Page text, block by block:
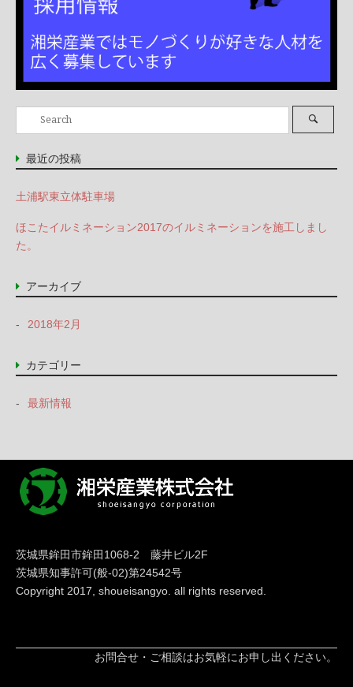
Search
for:
最近の投稿
土浦駅東立体駐車場
ほこたイルミネーション2017のイルミネーションを施工しまし
た。
アーカイブ
2018年2月
カテゴリー
最新情報
茨城県鉾田市鉾田1068-2 藤井ビル2F
茨城県知事許可(般-02)第24542号
Copyright 2017, shoueisangyo. all rights reserved.
お問合せ・ご相談はお気軽にお申し出ください。